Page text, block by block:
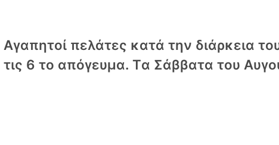
Αγαπητοί πελάτες κατά την διάρκεια
τις 6 το απόγευμα. Tα Σάββατα του